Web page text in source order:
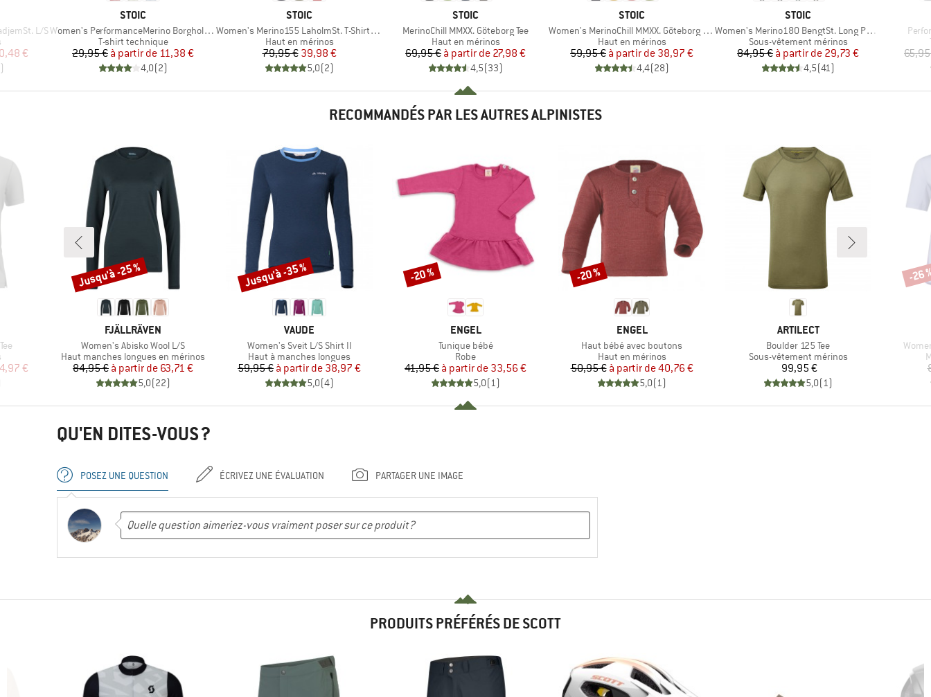
L/S
€
)
MARQUE
STOIC
Article
Women's PerformanceMerino BorgholmSt. Tank
Product group
T-shirt technique
Prix
29,95 € Prix réduit
à partir de 11,38 €
4,0(2)
MARQUE
STOIC
Article
Women's Merino155 LaholmSt. T-Shirt Daisy Flower
Product group
Haut en mérinos
Prix
79,95 €Prix réduit
39,98 €
5,0(2)
MARQUE
STOIC
Article
MerinoChill MMXX. Göteborg Tee
Product group
Haut en mérinos
Prix
69,95 € Prix réduit
à partir de 27,98 €
4,5(33)
MARQUE
STOIC
Article
Women's MerinoChill MMXX. Göteborg Tank
Product group
Haut en mérinos
Prix
59,95 € Prix réduit
à partir de 38,97 €
4,4(28)
MARQUE
STOIC
Article
Women's Merino180 BengtSt. Long Pants
Product group
Sous-vêtement mérinos
Prix
84,95 € Prix réduit
à partir de 29,73 €
4,5(41)
RECOMMANDÉS PAR LES AUTRES ALPINISTES
€
MARQUE
FJÄLLRÄVEN
Article
Women's Abisko Wool L/S
Product group
Haut manches longues en mérinos
Prix
84,95 € Prix réduit
à partir de 63,71 €
5,0(22)
Remise
Jusqu'à -25 %
MARQUE
VAUDE
Article
Women's Sveit L/S Shirt II
Product group
Haut à manches longues
Prix
59,95 € Prix réduit
à partir de 38,97 €
5,0(4)
Remise
Jusqu'à -35 %
MARQUE
ENGEL
Article
Tunique bébé
Product group
Robe
Prix
41,95 € Prix réduit
à partir de 33,56 €
5,0(1)
Remise
-20 %
MARQUE
ENGEL
Article
Haut bébé avec boutons
Product group
Haut en mérinos
Prix
50,95 € Prix réduit
à partir de40,76 €
5,0(1)
Remise
-20 %
MARQUE
ARTILECT
Article
Boulder 125 Tee
Product group
Sous-vêtement mérinos
Prix
99,95 €
5,0(1)
Article
-26
QU'EN DITES-VOUS ?
POSEZ UNE QUESTION ÉCRIVEZ UNE ÉVALUATION PARTAGER UNE IMAGE
PRODUITS PRÉFÉRÉS DE SCOTT